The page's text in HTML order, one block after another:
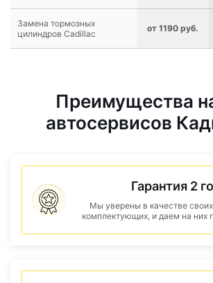
Замена тормозных
цилиндров Cadillac
от 1190 руб.
Преимущества
автосервисов
Гарантия 2
Мы уверены в качестве
комплектующих, и даем на них